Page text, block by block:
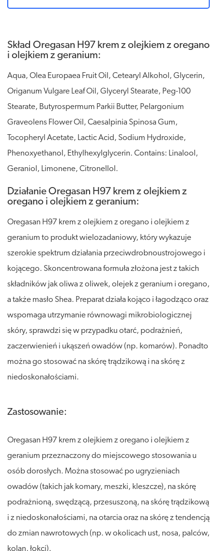
Skład Oregasan H97 krem z olejkiem z oregano
i olejkiem z geranium:
Aqua, Olea Europaea Fruit Oil, Cetearyl Alkohol, Glycerin,
Origanum Vulgare Leaf Oil, Glyceryl Stearate, Peg-100
Stearate, Butyrospermum Parkii Butter, Pelargonium
Graveolens Flower Oil, Caesalpinia Spinosa Gum,
Tocopheryl Acetate, Lactic Acid, Sodium Hydroxide,
Phenoxyethanol, Ethylhexylglycerin. Contains: Linalool,
Geraniol, Limonene, Citronellol.
Działanie Oregasan H97 krem z olejkiem z
oregano i olejkiem z geranium:
Oregasan H97 krem z olejkiem z oregano i olejkiem z
geranium to produkt wielozadaniowy, który wykazuje
szerokie spektrum działania przeciwdrobnoustrojowego i
kojącego. Skoncentrowana formuła złożona jest z takich
składników jak oliwa z oliwek, olejek z geranium i oregano,
a także masło Shea. Preparat działa kojąco i łagodząco oraz
wspomaga utrzymanie równowagi mikrobiologicznej
skóry, sprawdzi się w przypadku otarć, podrażnień,
zaczerwienień i ukąszeń owadów (np. komarów). Ponadto
można go stosować na skórę trądzikową i na skórę z
niedoskonałościami.
Zastosowanie:
Oregasan H97 krem z olejkiem z oregano i olejkiem z
geranium przeznaczony do miejscowego stosowania u
osób dorosłych. Można stosować po ugryzieniach
owadów (takich jak komary, meszki, kleszcze), na skórę
podrażnioną, swędzącą, przesuszoną, na skórę trądzikową
i z niedoskonałościami, na otarcia oraz na skórę z tendencją
do zmian nawrotowych (np. w okolicach ust, nosa, palców,
kolan, łokci).